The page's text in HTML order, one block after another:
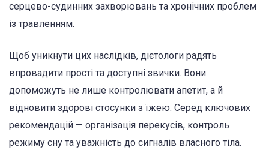
серцево-судинних захворювань та хронічних проблем
із травленням.
Щоб уникнути цих наслідків, дієтологи радять
впровадити прості та доступні звички. Вони
допоможуть не лише контролювати апетит, а й
відновити здорові стосунки з їжею. Серед ключових
рекомендацій — організація перекусів, контроль
режиму сну та уважність до сигналів власного тіла.